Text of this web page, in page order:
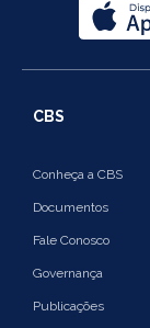
CBS
Conheça a CBS
Documentos
Fale Conosco
Governança
Publicações